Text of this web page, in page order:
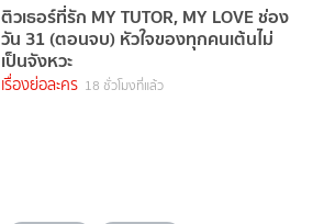
ติวเธอร์ที่รัก MY TUTOR, MY LOVE ช่อง
วัน 31 (ตอนจบ) หัวใจของทุกคนเต้นไม่
เป็นจังหวะ
เรื่องย่อละคร 18 ชั่วโมงที่แล้ว